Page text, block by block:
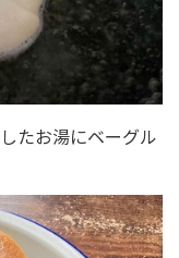
したお湯にベーグル